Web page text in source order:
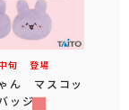
旬 登場
ん マスコッ
ッジ